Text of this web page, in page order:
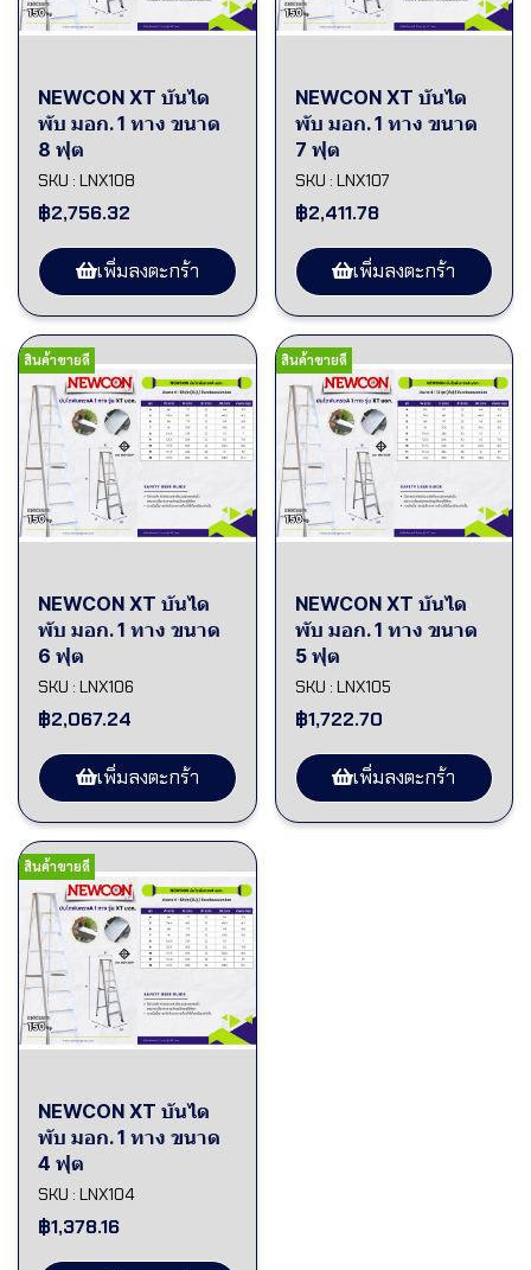
NEWCON XT บันได
พับ มอก. 1 ทาง ขนาด
8 ฟุต
SKU : LNX108
฿2,756.32
เพิ่มลงตะกร้า
NEWCON XT บันได
พับ มอก. 1 ทาง ขนาด
7 ฟุต
SKU : LNX107
฿2,411.78
เพิ่มลงตะกร้า
สินค้าขายดี
NEWCON XT บันได
พับ มอก. 1 ทาง ขนาด
6 ฟุต
SKU : LNX106
฿2,067.24
เพิ่มลงตะกร้า
สินค้าขายดี
NEWCON XT บันได
พับ มอก. 1 ทาง ขนาด
5 ฟุต
SKU : LNX105
฿1,722.70
เพิ่มลงตะกร้า
สินค้าขายดี
NEWCON XT บันได
พับ มอก. 1 ทาง ขนาด
4 ฟุต
SKU : LNX104
฿1,378.16